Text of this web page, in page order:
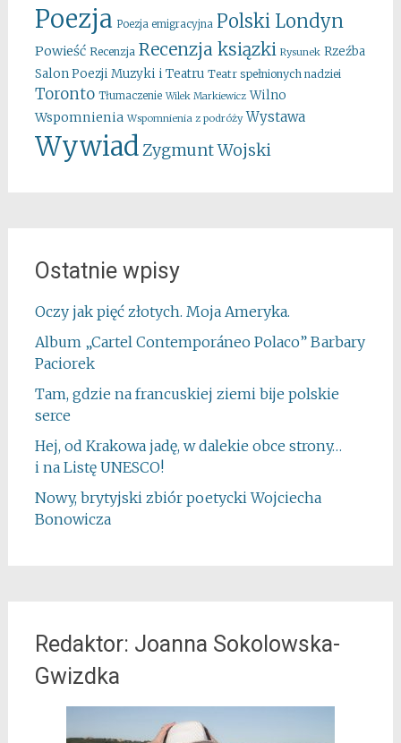
Poezja Poezja emigracyjna Polski Londyn
Powieść Recenzja Recenzja ksiązki Rysunek Rzeźba
Salon Poezji Muzyki i Teatru Teatr spełnionych nadziei
Toronto Tłumaczenie Wilek Markiewicz Wilno
Wspomnienia Wspomnienia z podróży Wystawa
WywiadZygmunt Wojski
Ostatnie wpisy
Oczy jak pięć złotych. Moja Ameryka.
Album „Cartel Contemporáneo Polaco” Barbary
Paciorek
Tam, gdzie na francuskiej ziemi bije polskie
serce
Hej, od Krakowa jadę, w dalekie obce strony…
i na Listę UNESCO!
Nowy, brytyjski zbiór poetycki Wojciecha
Bonowicza
Redaktor: Joanna Sokolowska-
Gwizdka